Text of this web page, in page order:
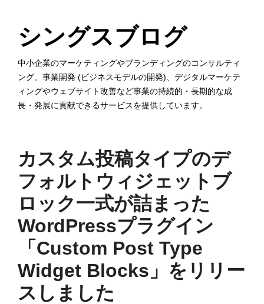
シングスブログ
中小企業のマーケティングやブランディングのコンサルティ
ング。事業開発 (ビジネスモデルの開発)、デジタルマーケテ
ィングやウェブサイト改善など事業の持続的・長期的な成
長・発展に貢献できるサービスを提供しています。
カスタム投稿タイプのデ
フォルトウィジェットブ
ロック一式が詰まった
WordPressプラグイン
「Custom Post Type
Widget Blocks」をリリー
スしました